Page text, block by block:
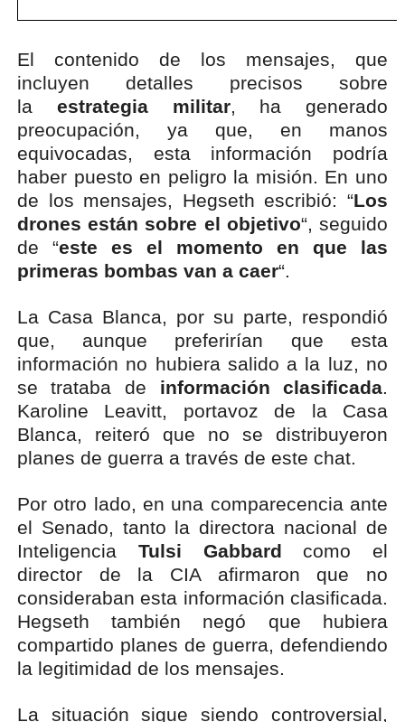
El contenido de los mensajes, que
incluyen detalles precisos sobre
la estrategia militar, ha generado
preocupación, ya que, en manos
equivocadas, esta información podría
haber puesto en peligro la misión. En uno
de los mensajes, Hegseth escribió: “Los
drones están sobre el objetivo“, seguido
de “este es el momento en que las
primeras bombas van a caer“.
La Casa Blanca, por su parte, respondió
que, aunque preferirían que esta
información no hubiera salido a la luz, no
se trataba de información clasificada.
Karoline Leavitt, portavoz de la Casa
Blanca, reiteró que no se distribuyeron
planes de guerra a través de este chat.
Por otro lado, en una comparecencia ante
el Senado, tanto la directora nacional de
Inteligencia Tulsi Gabbard como el
director de la CIA afirmaron que no
consideraban esta información clasificada.
Hegseth también negó que hubiera
compartido planes de guerra, defendiendo
la legitimidad de los mensajes.
La situación sigue siendo controversial,